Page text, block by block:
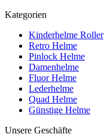
Kategorien
Kinderhelme Roller
Retro Helme
Pinlock Helme
Damenhelme
Fluor Helme
Lederhelme
Quad Helme
Günstige Helme
Unsere Geschäfte